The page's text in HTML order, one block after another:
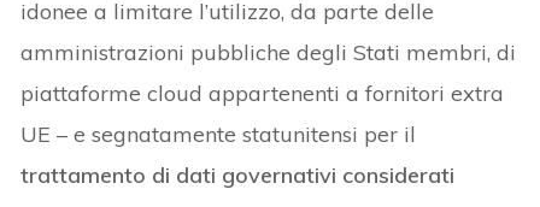
idonee a limitare l’utilizzo, da parte delle
amministrazioni pubbliche degli Stati membri, di
piattaforme cloud appartenenti a fornitori extra
UE – e segnatamente statunitensi per il
trattamento di dati governativi considerati